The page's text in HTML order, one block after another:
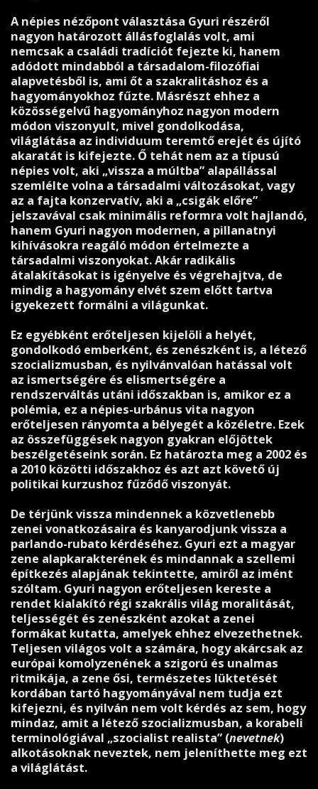
A népies nézőpont választása Gyuri részéről
nagyon határozott állásfoglalás volt, ami
nemcsak a családi tradíciót fejezte ki, hanem
adódott mindabból a társadalom-filozófiai
alapvetésből is, ami őt a szakralitáshoz és a
hagyományokhoz fűzte. Másrészt ehhez a
közösségelvű hagyományhoz nagyon modern
módon viszonyult, mivel gondolkodása,
világlátása az individuum teremtő erejét és újító
akaratát is kifejezte. Ő tehát nem az a típusú
népies volt, aki „vissza a múltba” alapállással
szemlélte volna a társadalmi változásokat, vagy
az a fajta konzervatív, aki a „csigák előre”
jelszavával csak minimális reformra volt hajlandó,
hanem Gyuri nagyon modernen, a pillanatnyi
kihívásokra reagáló módon értelmezte a
társadalmi viszonyokat. Akár radikális
átalakításokat is igényelve és végrehajtva, de
mindig a hagyomány elvét szem előtt tartva
igyekezett formálni a világunkat.
Ez egyébként erőteljesen kijelöli a helyét,
gondolkodó emberként, és zenészként is, a létező
szocializmusban, és nyilvánvalóan hatással volt
az ismertségére és elismertségére a
rendszerváltás utáni időszakban is, amikor ez a
polémia, ez a népies-urbánus vita nagyon
erőteljesen rányomta a bélyegét a közéletre. Ezek
az összefüggések nagyon gyakran előjöttek
beszélgetéseink során. Ez határozta meg a 2002 és
a 2010 közötti időszakhoz és azt azt követő új
politikai kurzushoz fűződő viszonyát.
De térjünk vissza mindennek a közvetlenebb
zenei vonatkozásaira és kanyarodjunk vissza a
parlando-rubato kérdéséhez. Gyuri ezt a magyar
zene alapkarakterének és mindannak a szellemi
építkezés alapjának tekintette, amiről az imént
szóltam. Gyuri nagyon erőteljesen kereste a
rendet kialakító régi szakrális világ moralitását,
teljességét és zenészként azokat a zenei
formákat kutatta, amelyek ehhez elvezethetnek.
Teljesen világos volt a számára, hogy akárcsak az
európai komolyzenének a szigorú és unalmas
ritmikája, a zene ősi, természetes lüktetését
kordában tartó hagyományával nem tudja ezt
kifejezni, és nyilván nem volt kérdés az sem, hogy
mindaz, amit a létező szocializmusban, a korabeli
terminológiával „szocialist realista” (nevetnek)
alkotásoknak neveztek, nem jeleníthette meg ezt
a világlátást.